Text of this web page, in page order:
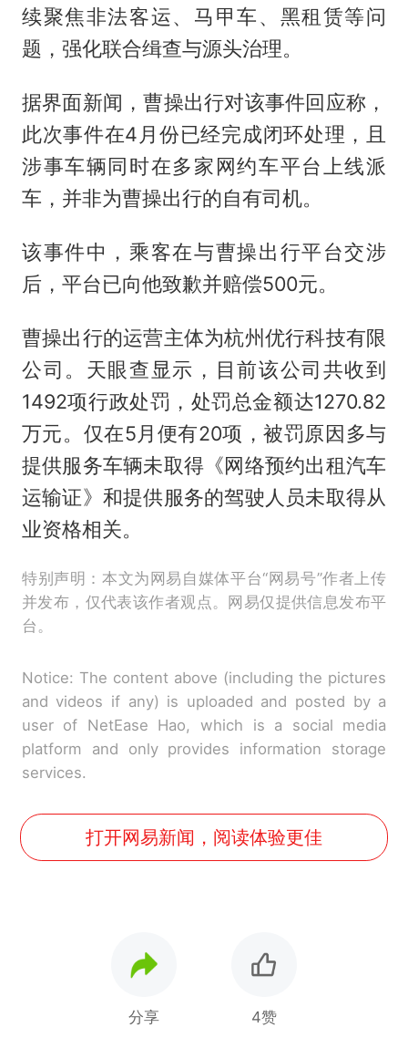
续聚焦非法客运、马甲车、黑租赁等问
题，强化联合缉查与源头治理。
据界面新闻，曹操出行对该事件回应称，
此次事件在4月份已经完成闭环处理，且
涉事车辆同时在多家网约车平台上线派
车，并非为曹操出行的自有司机。
该事件中，乘客在与曹操出行平台交涉
后，平台已向他致歉并赔偿500元。
曹操出行的运营主体为杭州优行科技有限
公司。天眼查显示，目前该公司共收到
1492项行政处罚，处罚总金额达1270.82
万元。仅在5月便有20项，被罚原因多与
提供服务车辆未取得《网络预约出租汽车
运输证》和提供服务的驾驶人员未取得从
业资格相关。
特别声明：本文为网易自媒体平台“网易号”作者上传
并发布，仅代表该作者观点。网易仅提供信息发布平
台。
Notice: The content above (including the pictures
and videos if any) is uploaded and posted by a
user of NetEase Hao, which is a social media
platform and only provides information storage
services.
打开网易新闻，阅读体验更佳
分享 4赞